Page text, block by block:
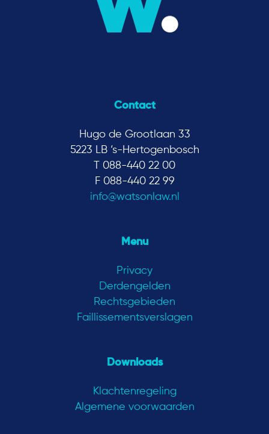
Contact
Hugo de Grootlaan 33
5223 LB ‘s-Hertogenbosch
T 088-440 22 00
F 088-440 22 99
info@watsonlaw.nl
Menu
Privacy
Derdengelden
Rechtsgebieden
Faillissementsverslagen
Downloads
Klachtenregeling
Algemene voorwaarden